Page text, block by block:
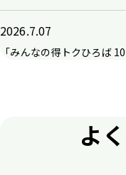
2026.7.07
「みんなの得トクひろば
よ